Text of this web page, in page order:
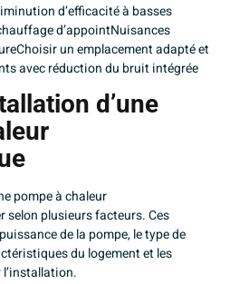
d’efficacité à basses
d’appointNuisances
un emplacement adapté et
avec réduction du bruit intégrée
d’une
pompe à chaleur
selon plusieurs facteurs. Ces
de la pompe, le type de
du logement et les